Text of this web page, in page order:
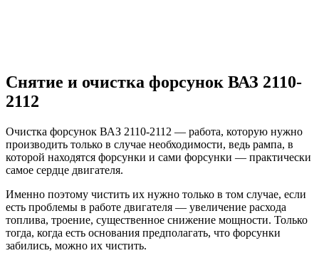
Снятие и очистка форсунок ВАЗ 2110-
2112
Очистка форсунок ВАЗ 2110-2112 — работа, которую нужно
производить только в случае необходимости, ведь рампа, в
которой находятся форсунки и сами форсунки — практически
самое сердце двигателя.
Именно поэтому чистить их нужно только в том случае, если
есть проблемы в работе двигателя — увеличение расхода
топлива, троение, существенное снижение мощности. Только
тогда, когда есть основания предполагать, что форсунки
забились, можно их чистить.